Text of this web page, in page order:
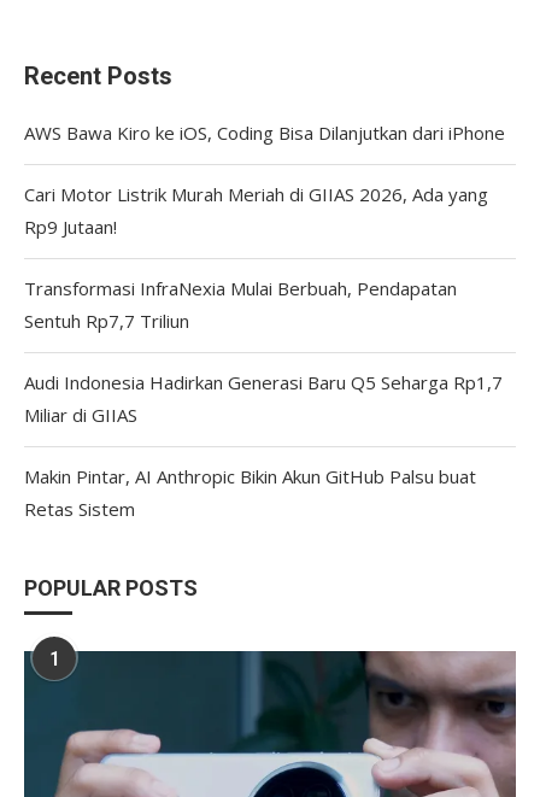
Recent Posts
AWS Bawa Kiro ke iOS, Coding Bisa Dilanjutkan dari iPhone
Cari Motor Listrik Murah Meriah di GIIAS 2026, Ada yang
Rp9 Jutaan!
Transformasi InfraNexia Mulai Berbuah, Pendapatan
Sentuh Rp7,7 Triliun
Audi Indonesia Hadirkan Generasi Baru Q5 Seharga Rp1,7
Miliar di GIIAS
Makin Pintar, AI Anthropic Bikin Akun GitHub Palsu buat
Retas Sistem
POPULAR POSTS
1